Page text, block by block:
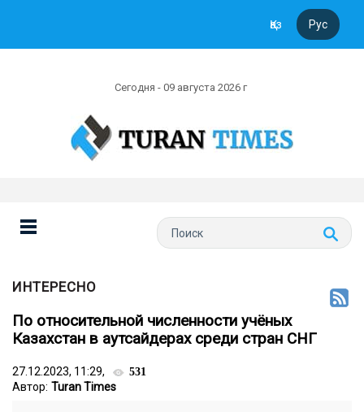
Қаз Рус
Сегодня - 09 августа 2026 г
ИНТЕРЕСНО
По относительной численности учёных
Казахстан в аутсайдерах среди стран СНГ
27.12.2023, 11:29, 531
Автор: Turan Times